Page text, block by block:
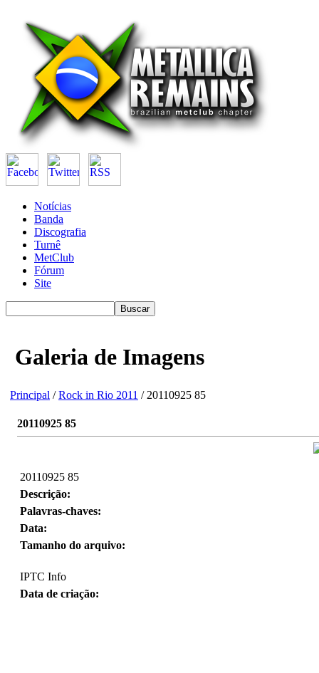
Notícias
Banda
Discografia
Turnê
MetClub
Fórum
Site
Galeria de Imagens
Principal /Rock in Rio 2011 / 20110925 85
20110925 85
20110925 85
Descrição:
Palavras-chaves:
Data:
Tamanho do arquivo:
IPTC Info
Data de criação: